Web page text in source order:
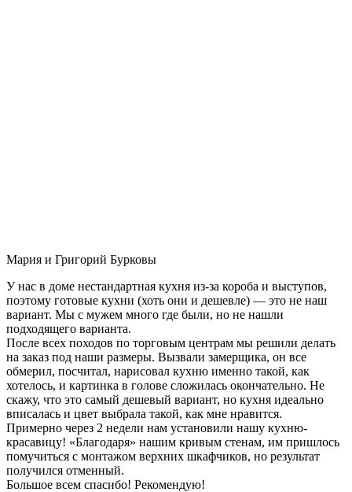
Мария и Григорий Бурковы
У нас в доме нестандартная кухня из-за короба и выступов,
поэтому готовые кухни (хоть они и дешевле) — это не наш
вариант. Мы с мужем много где были, но не нашли
подходящего варианта.
После всех походов по торговым центрам мы решили делать
на заказ под наши размеры. Вызвали замерщика, он все
обмерил, посчитал, нарисовал кухню именно такой, как
хотелось, и картинка в голове сложилась окончательно. Не
скажу, что это самый дешевый вариант, но кухня идеально
вписалась и цвет выбрала такой, как мне нравится.
Примерно через 2 недели нам установили нашу кухню-
красавицу! «Благодаря» нашим кривым стенам, им пришлось
помучиться с монтажом верхних шкафчиков, но результат
получился отменный.
Большое всем спасибо! Рекомендую!